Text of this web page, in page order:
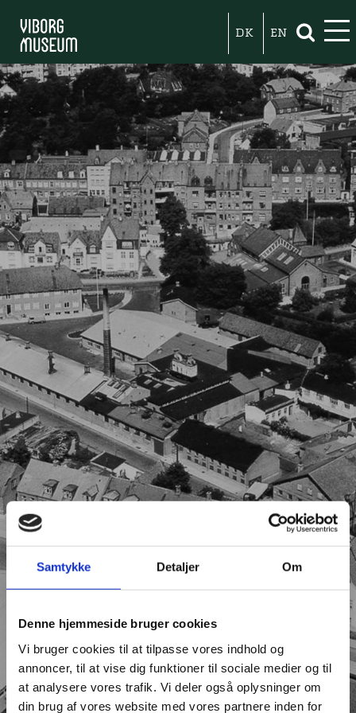
Samtykke Detaljer Om
Denne hjemmeside bruger cookies
Vi bruger cookies til at tilpasse vores indhold og
annoncer, til at vise dig funktioner til sociale medier og til
at analysere vores trafik. Vi deler også oplysninger om
din brug af vores website med vores partnere inden for
DK EN